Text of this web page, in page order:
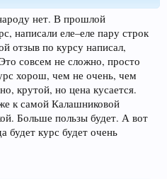
нет. В прошлой
написали еле–еле пару строк
отзыв по курсу написал,
совсем не сложно, просто
хорош, чем не очень, чем
крутой, но цена кусается.
к самой Калашниковой
Больше пользы будет. А вот
будет курс будет очень